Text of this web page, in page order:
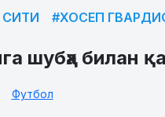
СИТИ #ХОСЕП
шубҳа билан
Футбол